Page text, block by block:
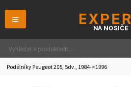
≡
Podélníky Peugeot 205, 5dv., 1984->1996